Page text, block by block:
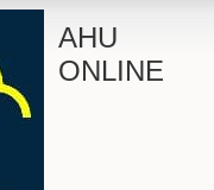
AHU
ONLINE